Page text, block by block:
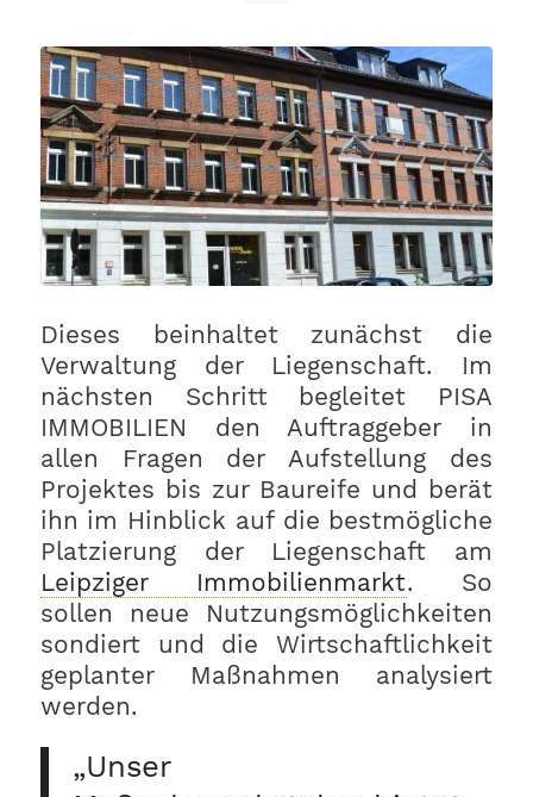
Dieses beinhaltet zunächst die
Verwaltung der Liegenschaft. Im
nächsten Schritt begleitet PISA
IMMOBILIEN den Auftraggeber in
allen Fragen der Aufstellung des
Projektes bis zur Baureife und berät
ihn im Hinblick auf die bestmögliche
Platzierung der Liegenschaft am
Leipziger Immobilienmarkt. So
sollen neue Nutzungsmöglichkeiten
sondiert und die Wirtschaftlichkeit
geplanter Maßnahmen analysiert
werden.
„Unser